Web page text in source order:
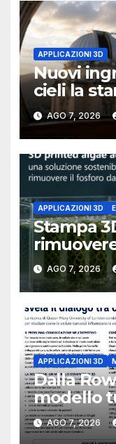
APPLICAZIONI 3D
Nuovi
cieli la
un
Little
AGO 7, 2026
APPLICAZIONI 3D
Stampa
acque il
Florida
AGO 7, 2026
APPLICAZIONI 3D
Dalla
modello
studiare
e cellule
AGO 7, 2026